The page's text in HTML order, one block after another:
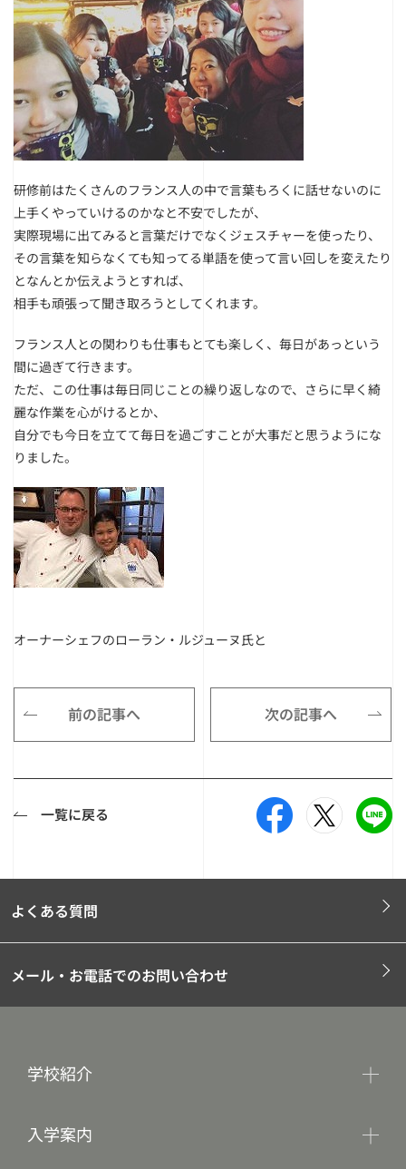
研修前はたくさんのフランス人の中で言葉もろくに話せないのに
上手くやっていけるのかなと不安でしたが、
実際現場に出てみると言葉だけでなくジェスチャーを使ったり、
その言葉を知らなくても知ってる単語を使って言い回しを変えたり
となんとか伝えようとすれば、
相手も頑張って聞き取ろうとしてくれます。
フランス人との関わりも仕事もとても楽しく、毎日があっという
間に過ぎて行きます。
ただ、この仕事は毎日同じことの繰り返しなので、さらに早く綺
麗な作業を心がけるとか、
自分でも今日を立てて毎日を過ごすことが大事だと思うようにな
りました。
オーナーシェフのローラン・ルジューヌ氏と
前の記事へ 次の記事へ
一覧に戻る
よくある質問
メール・お電話でのお問い合わせ
学校紹介
入学案内